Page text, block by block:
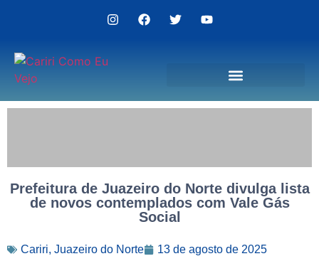
Prefeitura de Juazeiro do Norte divulga lista
de novos contemplados com Vale Gás
Social
Cariri, Juazeiro do Norte 13 de agosto de 2025